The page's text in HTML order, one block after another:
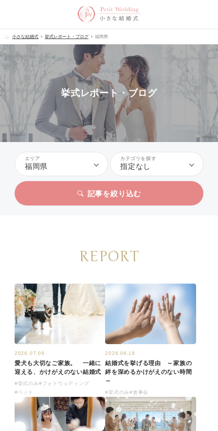
小さな結婚式 挙式レポート・ブログ 福岡県
挙式レポート・ブログ
エリア
福岡県
カテゴリを探す
指定なし
記事を絞り込む
REPORT
2026.07.09
愛犬も大切なご家族。 一緒に
迎える、かけがえのない結婚式
#挙式のみ#フォトウェディング
#ペット
2026.06.18
結婚式を挙げる理由 ～家族の
絆を深めるかけがえのない時間
～
#挙式のみ#食事会